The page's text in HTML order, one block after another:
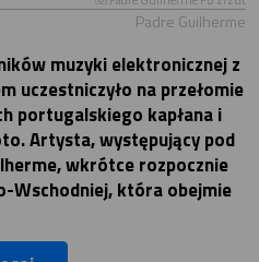
Padre Guilherme
muzyki elektronicznej z
uczestniczyło na przełomie
portugalskiego kapłana i
Artysta, występujący pod
wkrótce rozpocznie
Wschodniej, która obejmie